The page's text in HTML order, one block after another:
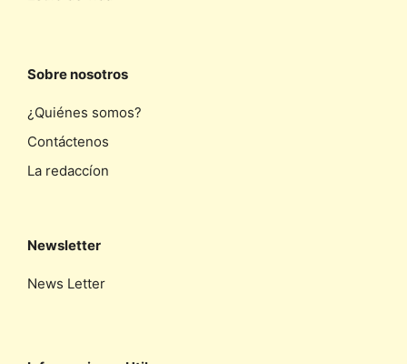
Sobre nosotros
¿Quiénes somos?
Contáctenos
La redaccíon
Newsletter
News Letter